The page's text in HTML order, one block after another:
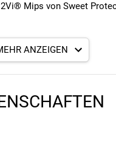
Mips von Sweet
Meilen mit Ihren
für Sie entworfen.
im hinteren Bereich,
sondern unser 2Vi®-
mit Mips Air zum
ANZEIGEN